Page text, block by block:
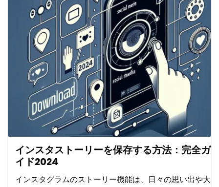
インスタストーリーを保存する方法：完全ガ
イド2024
インスタグラムのストーリー機能は、日々の思い出や大